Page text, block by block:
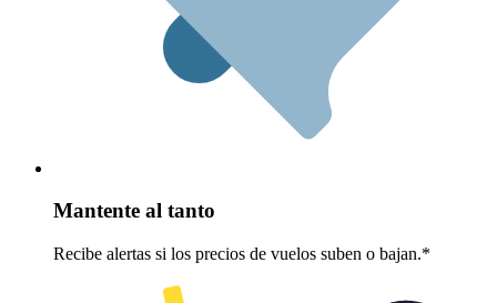
Mantente al tanto
Recibe alertas si los precios de vuelos suben o bajan.*